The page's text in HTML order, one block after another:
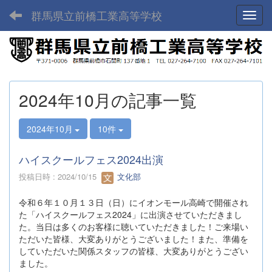
群馬県立前橋工業高等学校
2024年10月の記事一覧
2024年10月 10件
ハイスクールフェス2024出演
投稿日時 : 2024/10/15 文化部
令和６年１０月１３日（日）にイオンモール高崎で開催され
た「ハイスクールフェス2024」に出演させていただきまし
た。当日は多くのお客様に聴いていただきました！ご来場い
ただいた皆様、大変ありがとうございました！また、準備を
していただいた関係スタッフの皆様、大変ありがとうござい
ました。